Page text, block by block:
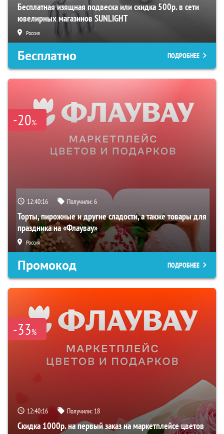
Бесплатная изящная подвеска или скидка 500р. в сети
ювелирных магазинов SUNLIGHT
Россия
Бесплатно ПОДРОБНЕЕ
-20%
12:40:16 Получили:6
Торты, пирожные и другие сладости, а также товары для
праздника на «Флаувау»
Россия
Промокод ПОДРОБНЕЕ
-33%
12:40:16 Получили: 18
Скидка 1000р. на первый заказ на маркетплейсе цветов